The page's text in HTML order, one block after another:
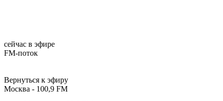
сейчас в эфире
FM-поток
Вернуться к эфиру
Москва - 100,9 FM